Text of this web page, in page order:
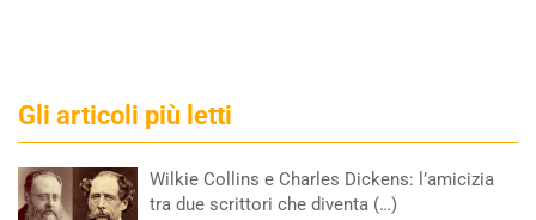
Gli articoli più letti
Wilkie Collins e Charles Dickens: l’amicizia
tra due scrittori che diventa (…)